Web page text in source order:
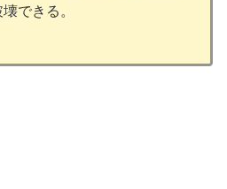
できる。